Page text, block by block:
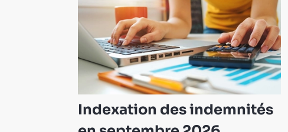
Indexation des indemnités